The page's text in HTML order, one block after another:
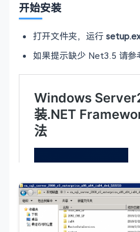
开始安装
打开文件夹，运行
如果提示缺少 Net3.5 请参